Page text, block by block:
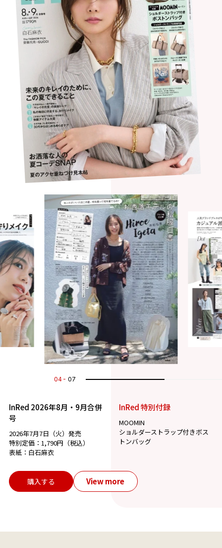
05 07
InRed 2026年8月・9月合併
号
2026年7月7日（火）発売
特別定価：1,790円（税込）
表紙：白石麻衣
InRed 特別付録
MOOMIN
ショルダーストラップ付きボス
トンバッグ
購入する View more